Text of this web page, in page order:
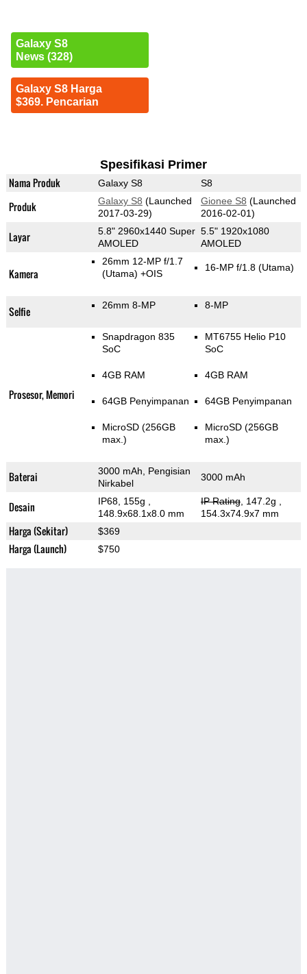
Galaxy S8
News (328)
Galaxy S8 Harga
$369. Pencarian
Spesifikasi Primer
Nama Produk Galaxy S8 S8
Produk Galaxy S8 (Launched
2017-03-29)
Gionee S8 (Launched
2016-02-01)
Layar
5.8" 2960x1440 Super
AMOLED
5.5" 1920x1080
AMOLED
Kamera
26mm 12-MP f/1.7
(Utama) +OIS
16-MP f/1.8 (Utama)
Selfie 26mm 8-MP 8-MP
Prosesor, Memori
Snapdragon 835
SoC
4GB RAM
64GB Penyimpanan
MicroSD (256GB
max.)
MT6755 Helio P10
SoC
4GB RAM
64GB Penyimpanan
MicroSD (256GB
max.)
Baterai
3000 mAh, Pengisian
Nirkabel
3000 mAh
Desain IP68, 155g
148.9x68.1x8.0 mm
IP Rating, 147.2g
154.3x74.9x7 mm
Harga (Sekitar) $369
Harga (Launch) $750